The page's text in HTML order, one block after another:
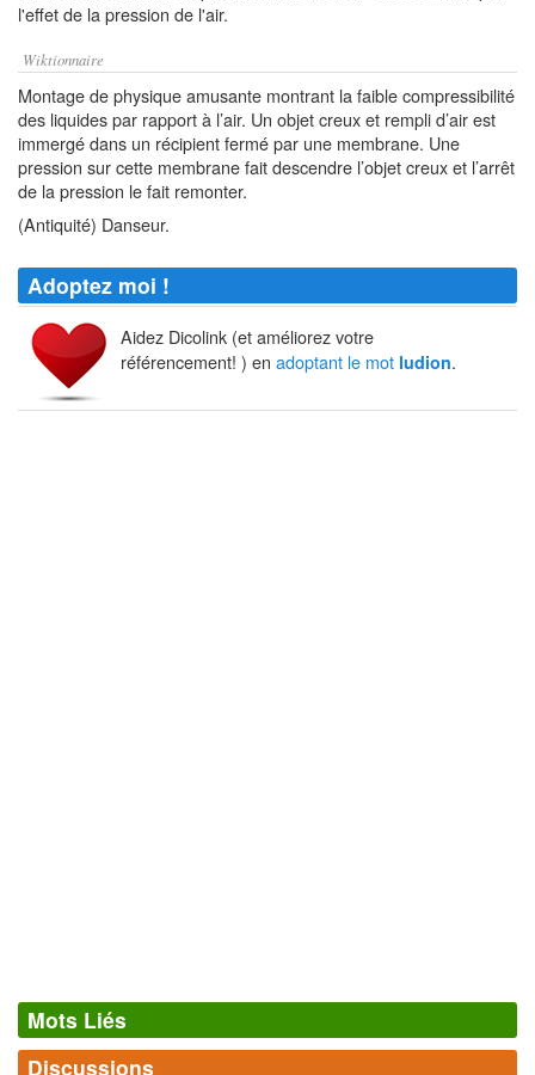
l'effet de la pression de l'air.
Wiktionnaire
Montage de physique amusante montrant la faible compressibilité
des liquides par rapport à l’air. Un objet creux et rempli d’air est
immergé dans un récipient fermé par une membrane. Une
pression sur cette membrane fait descendre l’objet creux et l’arrêt
de la pression le fait remonter.
(Antiquité) Danseur.
Adoptez moi !
Aidez Dicolink (et améliorez votre
référencement! ) en adoptant le mot ludion.
Mots Liés
Discussions